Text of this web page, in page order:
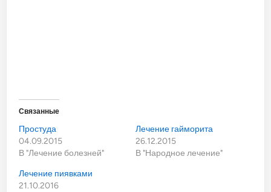
Связанные
Простуда
04.09.2015
В "Лечение болезней"
Лечение гайморита
26.12.2015
В "Народное лечение"
Лечение пиявками
21.10.2016